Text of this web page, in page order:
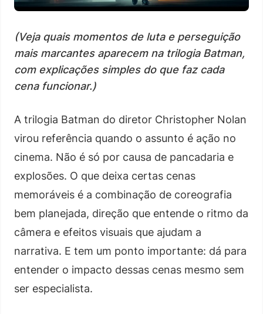
(Veja quais momentos de luta e perseguição
mais marcantes aparecem na trilogia Batman,
com explicações simples do que faz cada
cena funcionar.)
A trilogia Batman do diretor Christopher Nolan
virou referência quando o assunto é ação no
cinema. Não é só por causa de pancadaria e
explosões. O que deixa certas cenas
memoráveis é a combinação de coreografia
bem planejada, direção que entende o ritmo da
câmera e efeitos visuais que ajudam a
narrativa. E tem um ponto importante: dá para
entender o impacto dessas cenas mesmo sem
ser especialista.